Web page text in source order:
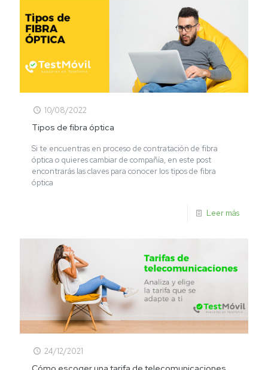
10/08/2022
Tipos de fibra óptica
Si te encuentras en proceso de contratación de fibra
óptica o quieres cambiar de compañía, en este post
encontrarás las claves para conocer los tipos de fibra
óptica
Leer más
24/12/2021